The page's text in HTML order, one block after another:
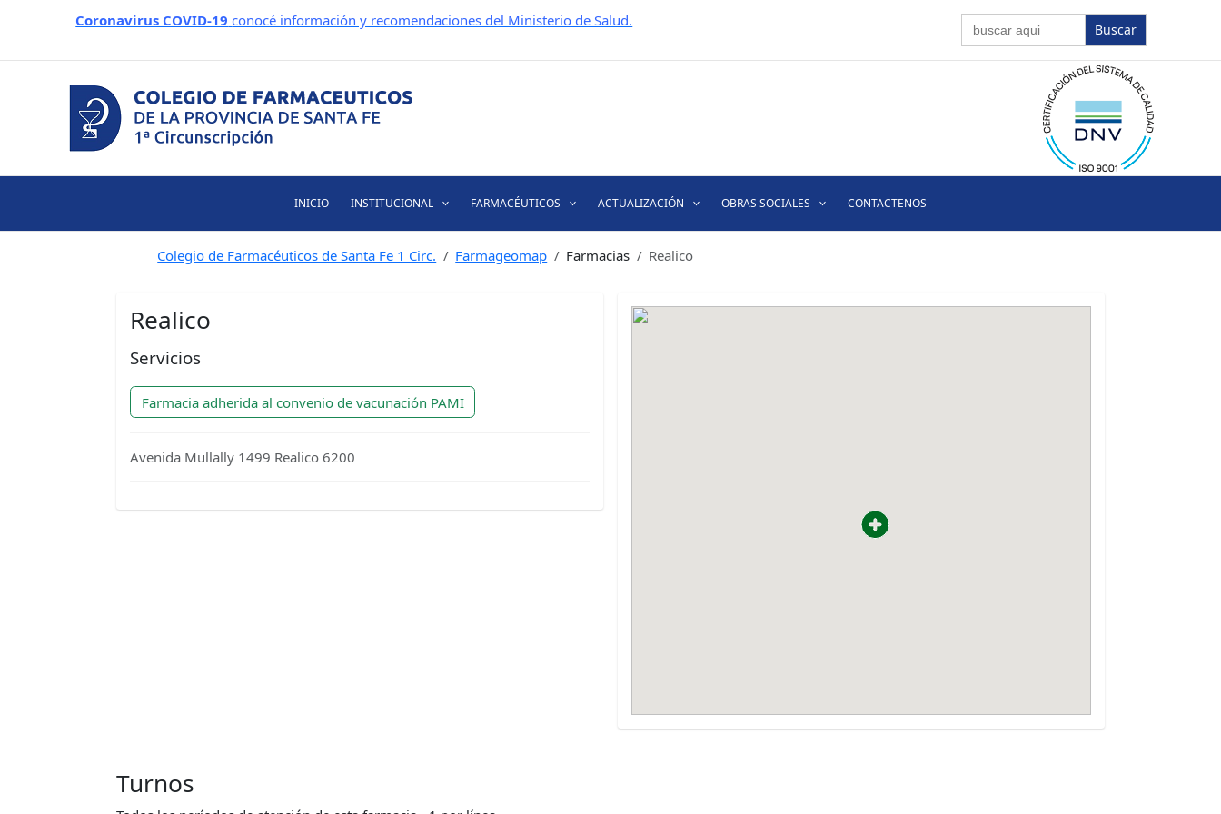
Coronavirus COVID-19 conocé información y recomendaciones del Ministerio de Salud. Buscar:
INICIO INSTITUCIONAL FARMACÉUTICOS ACTUALIZACIÓN OBRAS SOCIALES CONTACTENOS
Colegio de Farmacéuticos de Santa Fe 1 Circ. Farmageomap Farmacias Realico
Realico
Servicios
Farmacia adherida al convenio de vacunación PAMI
Avenida Mullally 1499 Realico 6200
Turnos